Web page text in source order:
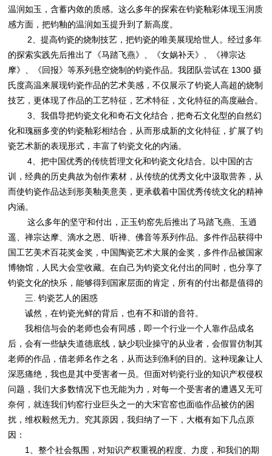
温润如玉，含蓄内敛的质感。这么多年的探索在钧瓷釉彩体现玉润质
感方面，把钧釉的温润如玉提升到了新高度。
2、提高钧瓷的烧制技艺，把钧瓷的唯美展现给世人。经过多年
的探索实践先后推出了《马踏飞燕》、《女娲补天》、《禅宗达
摩》、《回报》等系列悬空烧制的钧瓷作品。我团队尝试在 1300 摄
氏度高温来展现钧瓷作品的艺术美感，不仅展示了钧瓷人高超的烧制
技艺，更体现了作品的工艺特征，艺术特征，文化特征的高度融合。
3、我倡导把钧瓷文化和奇石文化结合，把奇石文化型的自然幻
化和瑰丽多变的钧瓷釉彩相结合，从而形成新的文化特征，扩展了钧
瓷艺术新的表现形式，丰富了钧瓷文化的内涵。
4、把中国优秀的传统哲理文化和钧瓷文化结合。以中国的古
训，经典的历史典故为创作素材，从传统的优秀文化中汲取营养，从
而使钧瓷作品达到形美釉美意美，更承载着中国优秀传统文化的精神
内涵。
这么多年的坚守和付出，正玉钧窑先后推出了马踏飞燕、玉逍
遥、禅宗达摩、滴水之恩、听禅、佛音等系列作品。多件作品获得中
国工艺美术百花奖金奖，中国陶瓷艺术大展的金奖，多件作品被国家
博物馆，人民大会堂收藏。在自己为钧瓷文化付出的同时，也分享了
钧瓷文化的快乐，能够得到国家层面的肯定，所有的付出都是值得的
三. 钧瓷艺人的困惑
诚然，在钧瓷光鲜的背后，也有不和谐的音符。
我相信与会的老师也会有同感，即一个行业一个人靠作品成名
后，会有一些缺失道德底线，缺少职业操守的从业者，会假冒仿制其
老师的作品，借老师名作之名，从而达到渔利的目的。这种现象让人
深恶痛绝，我也是其中受害者一员。但面对钧瓷行业的知识产权侵权
问题，我们大多数情况下也无能为力，对每一个受害者的遭遇又无可
奈何，就连我们钧窑行业巨头之一的大宋官窑也面临作品被仿的困
扰，维权毅然无力。究其原因，我归纳了一下，大概有如下几点原
因：
1、整个社会氛围，对知识产权重视的程度、力度，和我们的期